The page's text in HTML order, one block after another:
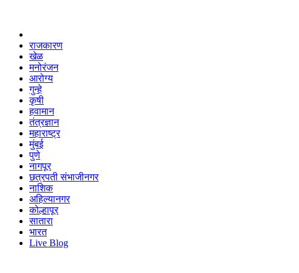
राजकारण
खेळ
मनोरंजन
आरोग्य
गुन्हे
कृषी
हवामान
तंत्रज्ञान
महाराष्ट्र
मुंबई
पुणे
नागपूर
छत्रपती संभाजीनगर
नाशिक
अहिल्यानगर
कोल्हापूर
सातारा
भारत
Live Blog